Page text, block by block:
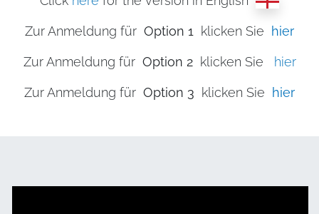
Zur Anmeldung für Option 1 klicken Sie hier
Zur Anmeldung für Option 2 klicken Sie hier
Zur Anmeldung für Option 3 klicken Sie hier